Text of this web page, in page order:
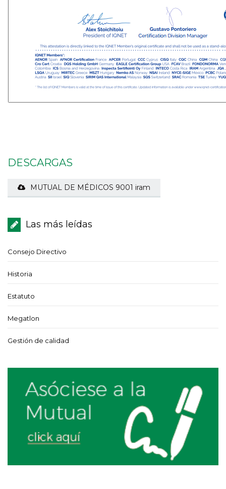
DESCARGAS
MUTUAL DE MÉDICOS 9001 iram
Las más leídas
Consejo Directivo
Historia
Estatuto
Megatlon
Gestión de calidad